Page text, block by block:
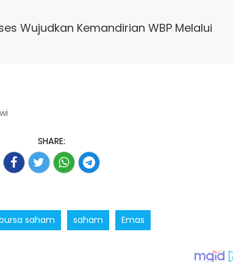
Wujudkan Kemandirian WBP Melalui
SHARE:
saham saham Emas